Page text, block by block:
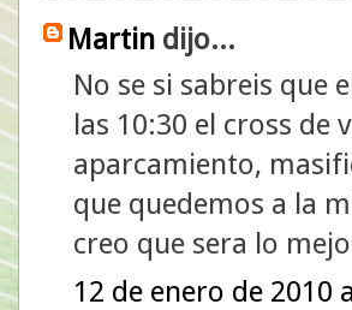
Martin dijo...
No se si sabreis que
las 10:30 el cross de
aparcamiento,
que quedemos a la
creo que sera lo
12 de enero de 2010